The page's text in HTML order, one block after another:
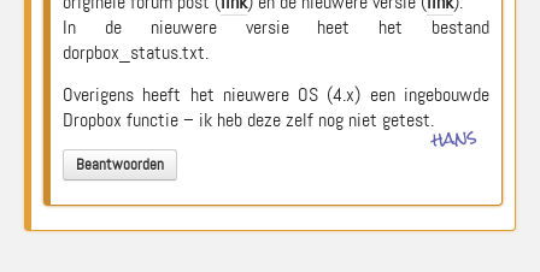
In de nieuwere versie heet het bestand
dorpbox_status.txt.
Overigens heeft het nieuwere OS (4.x) een ingebouwde
Dropbox functie – ik heb deze zelf nog niet getest.
Beantwoorden
hans